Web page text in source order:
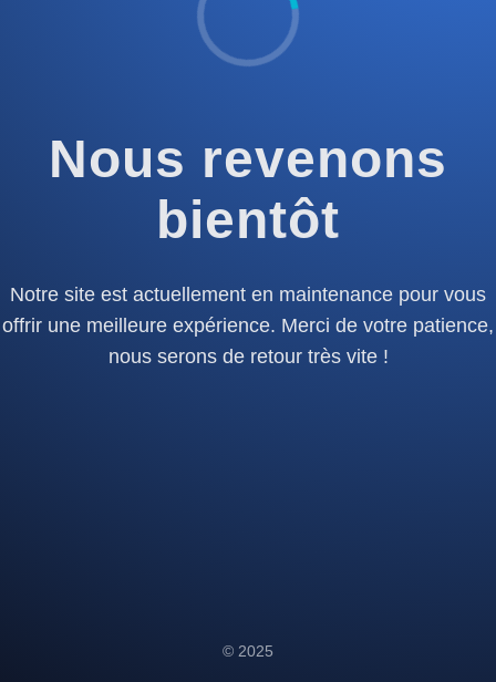
Nous revenons
bientôt
Notre site est actuellement en maintenance pour vous
offrir une meilleure expérience. Merci de votre patience,
nous serons de retour très vite !
© 2025